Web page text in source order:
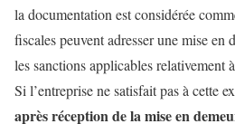
la documentation est considérée
fiscales peuvent adresser une mise en
les sanctions applicables relativement
Si l’entreprise ne satisfait pas à cette
après réception de la mise en